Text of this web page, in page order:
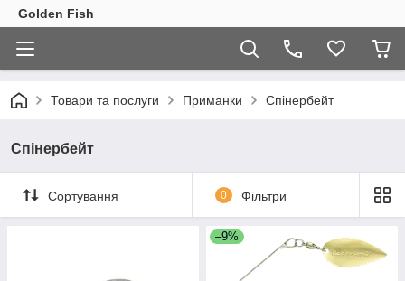
Golden Fish
Товари та послуги Приманки Спінербейт
Спінербейт
Сортування 0 Фільтри
–9%